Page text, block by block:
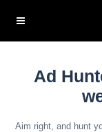
Ad
Aim right, and hunt